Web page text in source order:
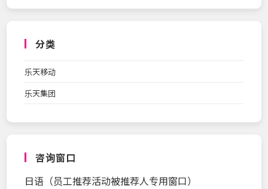
分类
乐天移动
乐天集团
咨询窗口
日语（员工推荐活动被推荐人专用窗口）